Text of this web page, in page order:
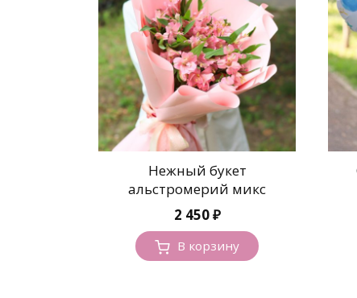
Нежный букет
альстромерий микс
2 450₽
В корзину